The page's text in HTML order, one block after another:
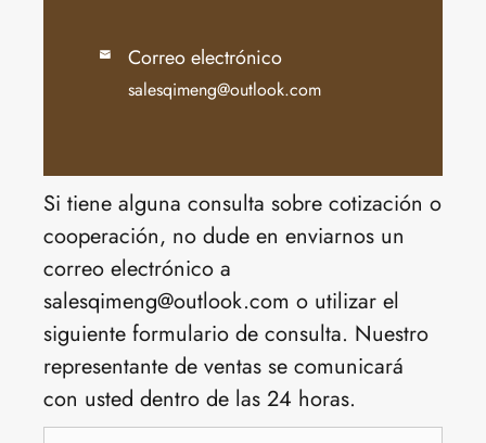
 Correo electrónico
salesqimeng@outlook.com
Si tiene alguna consulta sobre cotización o
cooperación, no dude en enviarnos un
correo electrónico a
salesqimeng@outlook.com o utilizar el
siguiente formulario de consulta. Nuestro
representante de ventas se comunicará
con usted dentro de las 24 horas.